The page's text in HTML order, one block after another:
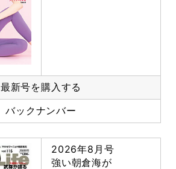
最新号を購入する
バックナンバー
2026年8月号
強い朝倉海が